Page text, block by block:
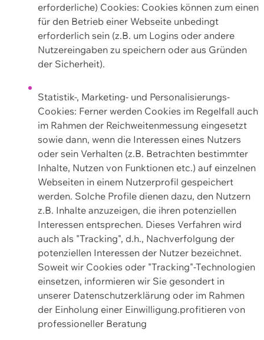
erforderliche) Cookies: Cookies können zum einen
für den Betrieb einer Webseite unbedingt
erforderlich sein (z.B. um Logins oder andere
Nutzereingaben zu speichern oder aus Gründen
der Sicherheit).
Statistik-, Marketing- und Personalisierungs-
Cookies: Ferner werden Cookies im Regelfall auch
im Rahmen der Reichweitenmessung eingesetzt
sowie dann, wenn die Interessen eines Nutzers
oder sein Verhalten (z.B. Betrachten bestimmter
Inhalte, Nutzen von Funktionen etc.) auf einzelnen
Webseiten in einem Nutzerprofil gespeichert
werden. Solche Profile dienen dazu, den Nutzern
z.B. Inhalte anzuzeigen, die ihren potenziellen
Interessen entsprechen. Dieses Verfahren wird
auch als "Tracking", d.h., Nachverfolgung der
potenziellen Interessen der Nutzer bezeichnet.
Soweit wir Cookies oder "Tracking"-Technologien
einsetzen, informieren wir Sie gesondert in
unserer Datenschutzerklärung oder im Rahmen
der Einholung einer Einwilligung.profitieren von
professioneller Beratung